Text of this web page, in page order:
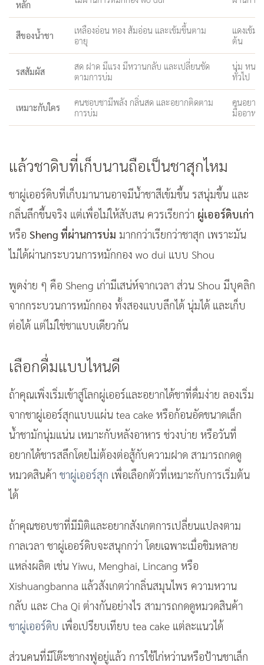
หลัก
สีของน้ำชา
เหลืองอ่อน ทอง ส้มอ่อน และเข้มขึ้นตาม
อายุ
แดงเข้ม
ต้น
รสสัมผัส
สด ฝาด มีแรง มีหวานกลับ และเปลี่ยนชัด
ตามการบ่ม
นุ่ม หนา
ทั่วไป
เหมาะกับใคร
คนชอบชามีพลัง กลิ่นสด และอยากติดตาม
การบ่ม
คนอยาก
มื้ออาหาร
แล้วชาดิบที่เก็บนานถือเป็นชาสุกไหม
ชาผู่เออร์ดิบที่เก็บมานานอาจมีน้ำชาสีเข้มขึ้น รสนุ่มขึ้น และ
กลิ่นลึกขึ้นจริง แต่เพื่อไม่ให้สับสน ควรเรียกว่า ผู่เออร์ดิบเก่า
หรือ Sheng ที่ผ่านการบ่ม มากกว่าเรียกว่าชาสุก เพราะมัน
ไม่ได้ผ่านกระบวนการหมักกอง wo dui แบบ Shou
พูดง่าย ๆ คือ Sheng เก่ามีเสน่ห์จากเวลา ส่วน Shou มีบุคลิก
จากกระบวนการหมักกอง ทั้งสองแบบลึกได้ นุ่มได้ และเก็บ
ต่อได้ แต่ไม่ใช่ชาแบบเดียวกัน
เลือกดื่มแบบไหนดี
ถ้าคุณเพิ่งเริ่มเข้าสู่โลกผู่เออร์และอยากได้ชาที่ดื่มง่าย ลองเริ่ม
จากชาผู่เออร์สุกแบบแผ่น tea cake หรือก้อนอัดขนาดเล็ก
น้ำชามักนุ่มแน่น เหมาะกับหลังอาหาร ช่วงบ่าย หรือวันที่
อยากได้ชารสลึกโดยไม่ต้องต่อสู้กับความฝาด สามารถกดดู
หมวดสินค้า ชาผู่เออร์สุก เพื่อเลือกตัวที่เหมาะกับการเริ่มต้น
ได้
ถ้าคุณชอบชาที่มีมิติและอยากสังเกตการเปลี่ยนแปลงตาม
กาลเวลา ชาผู่เออร์ดิบจะสนุกกว่า โดยเฉพาะเมื่อชิมหลาย
แหล่งผลิต เช่น Yiwu, Menghai, Lincang หรือ
Xishuangbanna แล้วสังเกตว่ากลิ่นสมุนไพร ความหวาน
กลับ และ Cha Qi ต่างกันอย่างไร สามารถกดดูหมวดสินค้า
ชาผู่เออร์ดิบ เพื่อเปรียบเทียบ tea cake แต่ละแนวได้
ส่วนคนที่มีโต๊ะชากงฟูอยู่แล้ว การใช้ไก่หว่านหรือป้านชาเล็ก